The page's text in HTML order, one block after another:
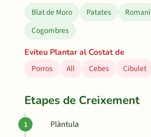
Blat de Moro Patates Romaní
Cogombres
Eviteu Plantar al Costat de
Porros
All Cebes Cibulet
Etapes de Creixement
Plàntula